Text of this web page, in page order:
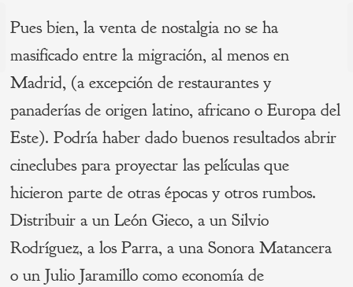
Pues bien, la venta de nostalgia no se ha
masificado entre la migración, al menos en
Madrid, (a excepción de restaurantes y
panaderías de origen latino, africano o Europa del
Este). Podría haber dado buenos resultados abrir
cineclubes para proyectar las películas que
hicieron parte de otras épocas y otros rumbos.
Distribuir a un León Gieco, a un Silvio
Rodríguez, a los Parra, a una Sonora Matancera
o un Julio Jaramillo como economía de
Navegación
de
entradas